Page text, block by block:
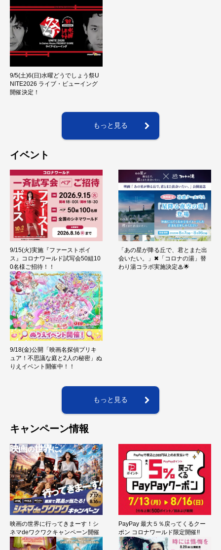
9/5(土)6(日)水曜どうでしょう祭U
NITE2026 ライブ・ビューイング
開催決定！
もっと見る
イベント
9/15(火)実施『ファーストボイ
ス』コロナワールド試写会50組10
0名様ご招待！！
「あの星が降る丘で、君とまた出
会いたい。」✖「コロナの湯」替
わり湯コラボ実施決定♨🌟
9/18(金)公開「映画名探偵プリキ
ュア！不思議な庭と2人の秘密」ぬ
りえイベント開催中！！
もっと見る
キャンペーン情報
映画の世界に行ってきまーす！シ
ネマdeワクワクキャンペーン開催
PayPay 最大５％戻ってくるクー
ポン コロナワールド限定開催!!